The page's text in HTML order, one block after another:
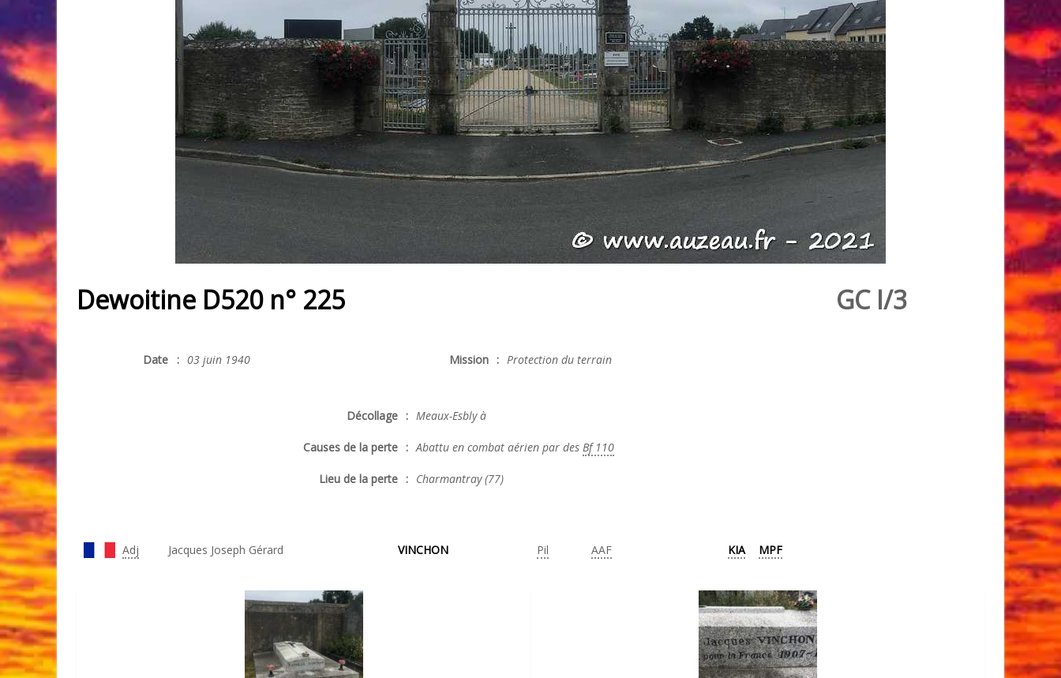
Dewoitine D520 n° 225 GC I/3
Date : 03 juin 1940 Mission : Protection du terrain
Décollage : Meaux-Esbly à
Causes de la perte : Abattu en combat aérien par des Bf 110
Lieu de la perte : Charmantray (77)
Adj Jacques Joseph Gérard VINCHON Pil AAF KIA MPF